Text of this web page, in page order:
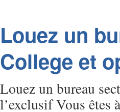
Louez un
College et
Louez un bureau
l’exclusif Vous êtes